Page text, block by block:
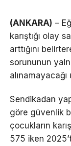
(ANKARA) –
karıştığı olay
arttığını
sorununun
alınamayacağı
Sendikadan
göre güvenlik
çocukların
575 iken